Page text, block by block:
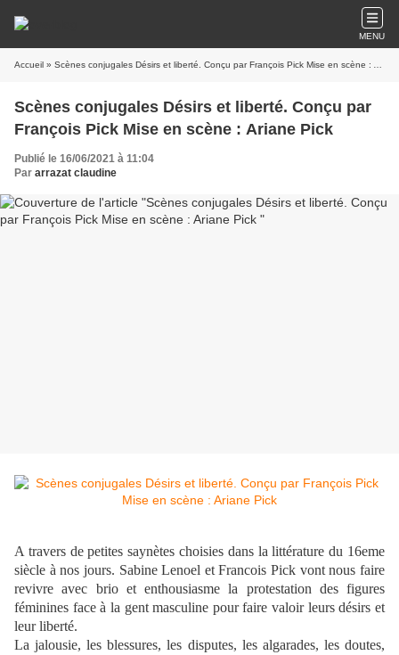
MENU
Accueil » Scènes conjugales Désirs et liberté. Conçu par François Pick Mise en scène : Ariane Pick
Scènes conjugales Désirs et liberté. Conçu par
François Pick Mise en scène : Ariane Pick
Publié le 16/06/2021 à 11:04
Par arrazat claudine
A travers de petites saynètes choisies dans la littérature du 16eme
siècle à nos jours. Sabine Lenoel et Francois Pick vont nous faire
revivre avec brio et enthousiasme la protestation des figures
féminines face à la gent masculine pour faire valoir leurs désirs et
leur liberté.
La jalousie, les blessures, les disputes, les algarades, les doutes,